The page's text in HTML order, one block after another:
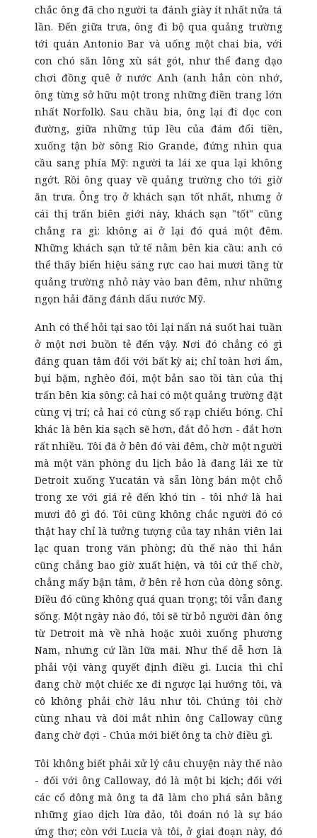
chắc ông đã cho người ta đánh giày ít nhất nửa tá
lần. Đến giữa trưa, ông đi bộ qua quảng trường
tới quán Antonio Bar và uống một chai bia, với
con chó săn lông xù sát gót, như thể đang dạo
chơi đồng quê ở nước Anh (anh hẳn còn nhớ,
ông từng sở hữu một trong những điền trang lớn
nhất Norfolk). Sau chầu bia, ông lại đi dọc con
đường, giữa những túp lều của đám đổi tiền,
xuống tận bờ sông Rio Grande, đứng nhìn qua
cầu sang phía Mỹ: người ta lái xe qua lại không
ngớt. Rồi ông quay về quảng trường cho tới giờ
ăn trưa. Ông trọ ở khách sạn tốt nhất, nhưng ở
cái thị trấn biên giới này, khách sạn "tốt" cũng
chẳng ra gì: không ai ở lại đó quá một đêm.
Những khách sạn tử tế nằm bên kia cầu: anh có
thể thấy biển hiệu sáng rực cao hai mươi tầng từ
quảng trường nhỏ này vào ban đêm, như những
ngọn hải đăng đánh dấu nước Mỹ.
Anh có thể hỏi tại sao tôi lại nấn ná suốt hai tuần
ở một nơi buồn tẻ đến vậy. Nơi đó chẳng có gì
đáng quan tâm đối với bất kỳ ai; chỉ toàn hơi ẩm,
bụi bặm, nghèo đói, một bản sao tồi tàn của thị
trấn bên kia sông: cả hai có một quảng trường đặt
cùng vị trí; cả hai có cùng số rạp chiếu bóng. Chỉ
khác là bên kia sạch sẽ hơn, đắt đỏ hơn - đắt hơn
rất nhiều. Tôi đã ở bên đó vài đêm, chờ một người
mà một văn phòng du lịch bảo là đang lái xe từ
Detroit xuống Yucatán và sẵn lòng bán một chỗ
trong xe với giá rẻ đến khó tin - tôi nhớ là hai
mươi đô gì đó. Tôi cũng không chắc người đó có
thật hay chỉ là tưởng tượng của tay nhân viên lai
lạc quan trong văn phòng; dù thế nào thì hắn
cũng chẳng bao giờ xuất hiện, và tôi cứ thế chờ,
chẳng mấy bận tâm, ở bên rẻ hơn của dòng sông.
Điều đó cũng không quá quan trọng; tôi vẫn đang
sống. Một ngày nào đó, tôi sẽ từ bỏ người đàn ông
từ Detroit mà về nhà hoặc xuôi xuống phương
Nam, nhưng cứ lần lữa mãi. Như thế dễ hơn là
phải vội vàng quyết định điều gì. Lucia thì chỉ
đang chờ một chiếc xe đi ngược lại hướng tôi, và
cô không phải chờ lâu như tôi. Chúng tôi chờ
cùng nhau và dõi mắt nhìn ông Calloway cũng
đang chờ đợi - Chúa mới biết ông ta chờ điều gì.
Tôi không biết phải xử lý câu chuyện này thế nào
- đối với ông Calloway, đó là một bi kịch; đối với
các cổ đông mà ông ta đã làm cho phá sản bằng
những giao dịch lừa đảo, tôi đoán nó là sự báo
ứng thơ; còn với Lucia và tôi, ở giai đoạn này, đó